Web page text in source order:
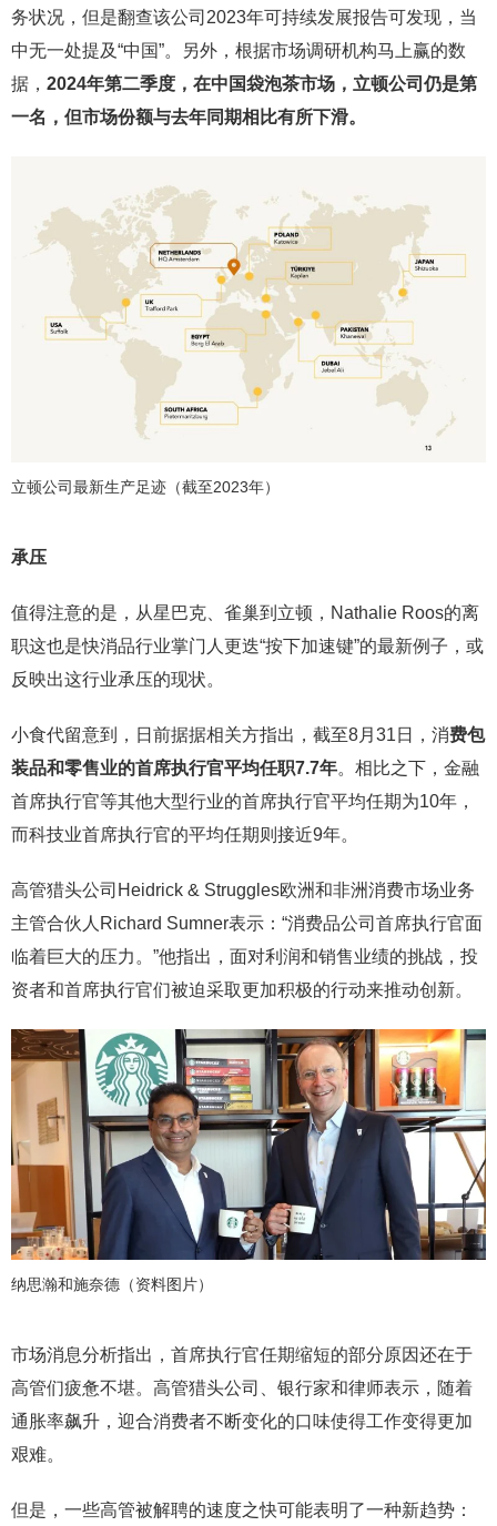
务状况，但是翻查该公司2023年可持续发展报告可发现，当
中无一处提及“中国”。另外，根据市场调研机构马上赢的数
据， 2024年第二季度，在中国袋泡茶市场，立顿公司仍是第
一名，但市场份额与去年同期相比有所下滑。
立顿公司最新生产足迹（截至2023年）
承压
值得注意的是，从星巴克、雀巢到立顿，Nathalie Roos的离
职这也是快消品行业掌门人更迭“按下加速键”的最新例子，或
反映出这行业承压的现状。
小食代留意到，日前据据相关方指出，截至8月31日，消费包
装品和零售业的首席执行官平均任职7.7年。相比之下，金融
首席执行官等其他大型行业的首席执行官平均任期为10年，
而科技业首席执行官的平均任期则接近9年。
高管猎头公司Heidrick & Struggles欧洲和非洲消费市场业务
主管合伙人Richard Sumner表示：“消费品公司首席执行官面
临着巨大的压力。”他指出，面对利润和销售业绩的挑战，投
资者和首席执行官们被迫采取更加积极的行动来推动创新。
纳思瀚和施奈德（资料图片）
市场消息分析指出，首席执行官任期缩短的部分原因还在于
高管们疲惫不堪。高管猎头公司、银行家和律师表示，随着
通胀率飙升，迎合消费者不断变化的口味使得工作变得更加
艰难。
但是，一些高管被解聘的速度之快可能表明了一种新趋势：